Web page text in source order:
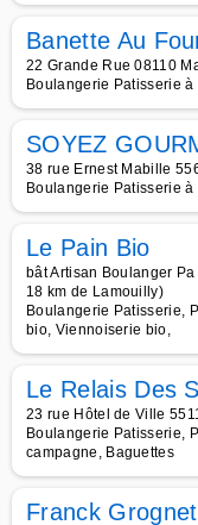
Banette Au
22 Grande Rue 08110
Boulangerie Patisserie
SOYEZ
38 rue Ernest Mabille
Boulangerie Patisserie à
Le Pain Bio
bât Artisan Boulanger
18 km de Lamouilly)
Boulangerie Patisserie,
bio, Viennoiserie bio,
Le Relais Des
23 rue Hôtel de Ville
Boulangerie Patisserie,
campagne, Baguettes
Franck Grognet